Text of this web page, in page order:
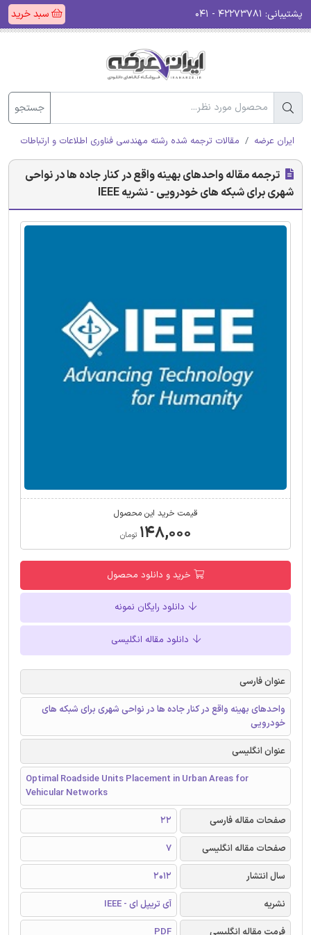
پشتیبانی: سبد خرید
جستجو
ایران عرضه مقالات ترجمه شده رشته مهندسی فناوری اطلاعات و ارتباطات (ICT)
ترجمه مقاله واحدهای بهینه واقع در کنار جاده ها در نواحی
شهری برای شبکه های خودرویی - نشریه IEEE
قیمت خرید این محصول
۱۴۸,۰۰۰ تومان
خرید و دانلود محصول
دانلود رایگان نمونه
دانلود مقاله انگلیسی
عنوان فارسی
واحدهای بهینه واقع در کنار جاده ها در نواحی شهری برای شبکه های
خودرویی
عنوان انگلیسی
Optimal Roadside Units Placement in Urban Areas for
Vehicular Networks
صفحات مقاله فارسی
22
صفحات مقاله انگلیسی
7
سال انتشار
2012
نشریه
آی تریپل ای - IEEE
فرمت مقاله انگلیسی
PDF